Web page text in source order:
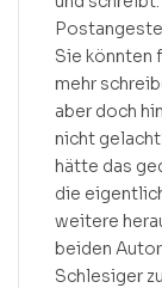
Sie könnten
mehr
aber doch
nicht
hätte das
die
weitere
beiden
Schlesiger